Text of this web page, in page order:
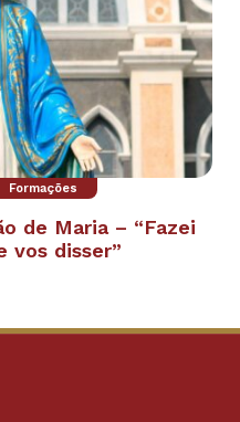
Formações
de Maria – “Fazei
vos disser”